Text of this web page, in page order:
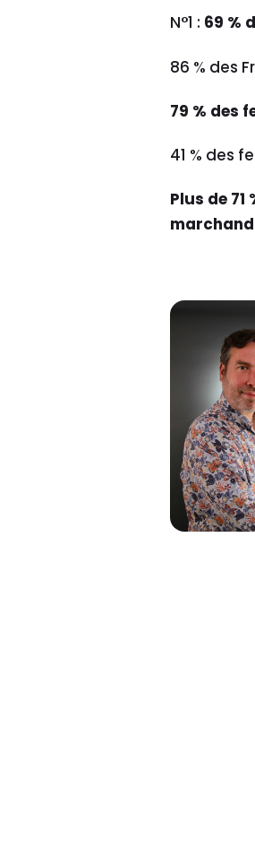
N°1 : 69 %
86 % des
79 % des
41 % des
Plus de
marchand